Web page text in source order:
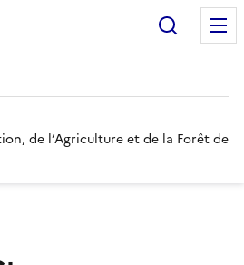
de l’Agriculture et de la Forêt de